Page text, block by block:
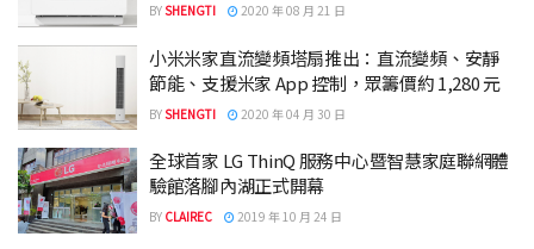
BYSHENGTI 2020 年 08 月 21 日
小米米家直流變頻塔扇推出：直流變頻、安靜
節能、支援米家 App 控制，眾籌價約 1,280 元
BYSHENGTI 2020 年 04 月 30 日
全球首家 LG ThinQ 服務中心暨智慧家庭聯網體
驗館落腳內湖正式開幕
BY CLAIREC 2019 年 10 月 24 日